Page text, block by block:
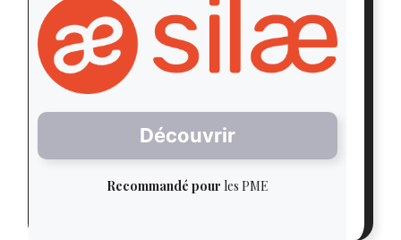
Découvrir
Recommandé pour les PME